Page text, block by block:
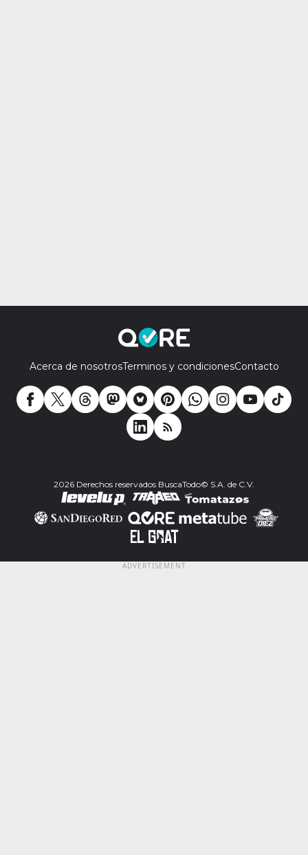
Acerca de nosotrosTerminos y condicionesContacto
2026 Derechos reservados BuscaTodo© S.A. de C.V.